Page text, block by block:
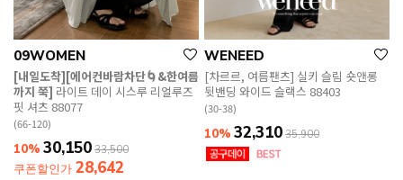
09WOMEN
[내일도착][에어컨바람차단🌀&한여름
까지 쭉] 라이트 데이 시스루 리얼루즈
핏 셔츠 88077
(66-120)
10% 30,150 33,500
쿠폰할인가 28,642
WENEED
[차르르, 여름팬츠] 실키 슬림 숏앤롱
뒷밴딩 와이드 슬랙스 88403
(30-38)
10% 32,310 35,900